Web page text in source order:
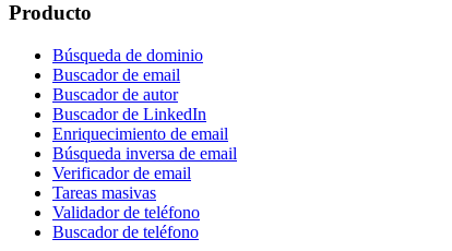
Producto
Búsqueda de dominio
Buscador de email
Buscador de autor
Buscador de LinkedIn
Enriquecimiento de email
Búsqueda inversa de email
Verificador de email
Tareas masivas
Validador de teléfono
Buscador de teléfono